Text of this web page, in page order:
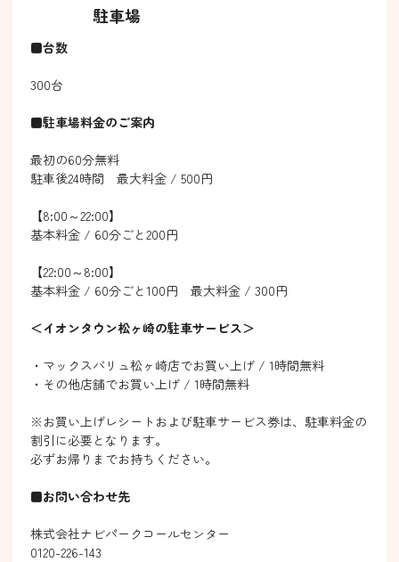
駐車場
■台数
300台
■駐車場料金のご案内
最初の60分無料
駐車後24時間 最大料金 / 500円
【8:00～22:00】
基本料金 / 60分ごと200円
【22:00～8:00】
基本料金 / 60分ごと100円 最大料金 / 300円
＜イオンタウン松ヶ崎の駐車サービス＞
・マックスバリュ松ヶ崎店でお買い上げ / 1時間無料
・その他店舗でお買い上げ / 1時間無料
※お買い上げレシートおよび駐車サービス券は、駐車料金の
割引に必要となります。
必ずお帰りまでお持ちください。
■お問い合わせ先
株式会社ナビパークコールセンター
0120-226-143